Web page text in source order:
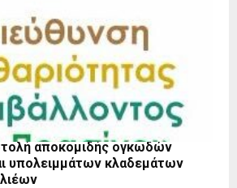
αποκομιδής ογκωδών
υπολειμμάτων κλαδεμάτων